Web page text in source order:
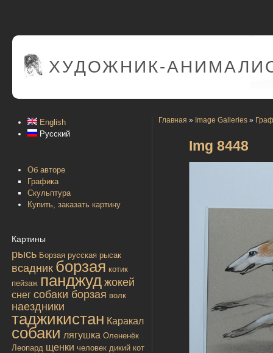
ХУДОЖНИК-
English
Русский
Об авторе
Графика
Скульптура
Купить, заказать картину
Картины
рысь Борзая русская рысак
всадник борзая котик
пейзаж панджуд жокей
снег собаки борзая волк
наездники
таджикистан Каракал
собаки лягушка Олененёк
Леопард щенки человек дикий кот
Главная » Image Galleries »
Img 8448